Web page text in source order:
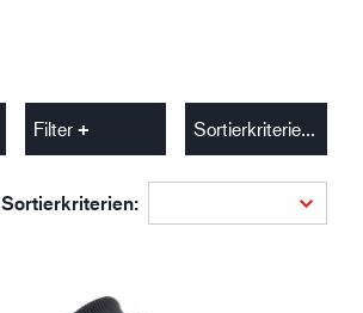
Filter Sortierkriterien
Sortierkriterien: